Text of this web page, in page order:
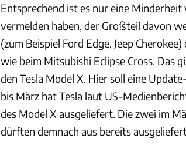
Entsprechend ist es nur eine
vermelden haben, der Großteil davon
(zum Beispiel Ford Edge, Jeep
wie beim Mitsubishi Eclipse Cross. Das
den Tesla Model X. Hier soll eine
bis März hat Tesla laut US-
des Model X ausgeliefert. Die zwei im
dürften demnach aus bereits